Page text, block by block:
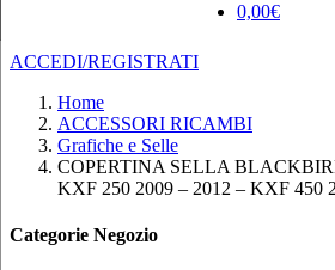
0,00€
ACCEDI/REGISTRATI
Home
ACCESSORI RICAMBI
Grafiche e Selle
COPERTINA SELLA
KXF 250 2009 – 2012 – KXF 450
Categorie Negozio